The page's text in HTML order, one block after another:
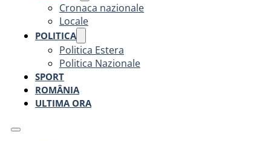
Cronaca nazionale
Locale
POLITICA
Politica Estera
Politica Nazionale
SPORT
ROMÂNIA
ULTIMA ORA